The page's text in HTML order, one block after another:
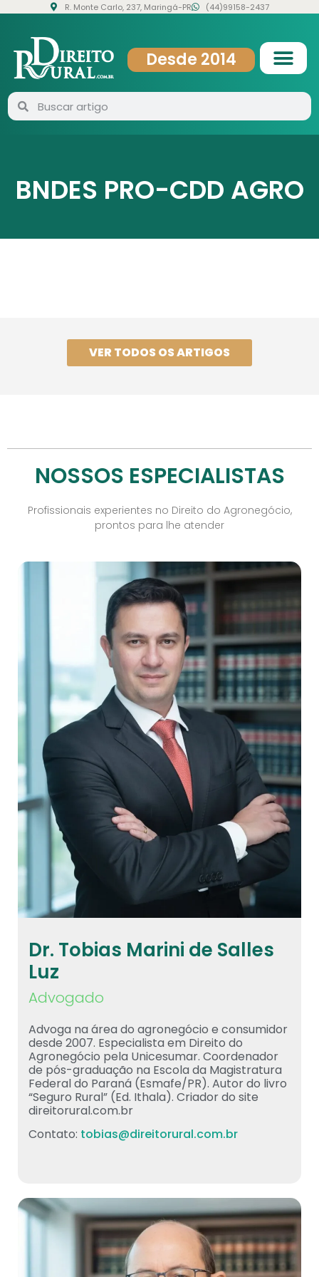
R. Monte Carlo, 237, Maringá-PR (44)99158-2437
Desde 2014
BNDES PRO-CDD AGRO
VER TODOS OS ARTIGOS
NOSSOS ESPECIALISTAS
Profissionais experientes no Direito do Agronegócio,
prontos para lhe atender
Dr. Tobias Marini de Salles
Luz
Advogado
Advoga na área do agronegócio e consumidor
desde 2007. Especialista em Direito do
Agronegócio pela Unicesumar. Coordenador
de pós-graduação na Escola da Magistratura
Federal do Paraná (Esmafe/PR). Autor do livro
“Seguro Rural” (Ed. Ithala). Criador do site
direitorural.com.br
Contato: tobias@direitorural.com.br